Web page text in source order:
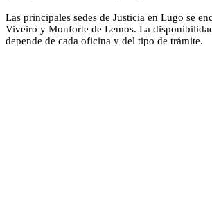
Las principales sedes de Justicia en Lugo se
Viveiro y Monforte de Lemos. La
depende de cada oficina y del tipo de trámite.